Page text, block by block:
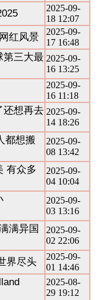
2025-09-
18 12:07
红风景
2025-09-
17 16:48
第三大最 2025-09-
16 13:25
2025-09-
16 11:18
还想再去 2025-09-
14 18:26
都想搬
2025-09-
08 13:42
有众多
2025-09-
04 10:04
2025-09-
03 13:16
满异国
2025-09-
02 22:06
界尽头
2025-09-
01 14:46
2025-08-
29 19:12